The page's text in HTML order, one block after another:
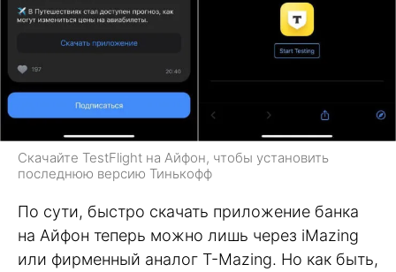
Скачайте TestFlight на Айфон, чтобы установить
последнюю версию Тинькофф
По сути, быстро скачать приложение банка
на Айфон теперь можно лишь через iMazing
или фирменный аналог T-Mazing. Но как быть,